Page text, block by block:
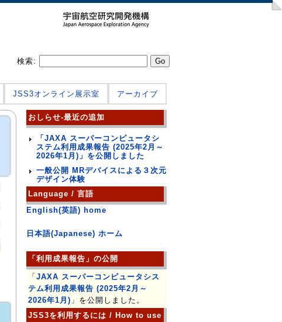
検索:
JSS3オンライン展示室 アーカイブ
おしらせ-最近の追加
「JAXA スーパーコンピュータシ
ステム利用成果報告 (2025年2月～
2026年1月)」を公開しました
一般公開 MRデバイスによる３次元
デザイン体験
Language / 言語
English(英語) home
日本語(Japanese) ホーム
「利用成果報告」の公開
「 JAXA スーパーコンピュータシス
テム利用成果報告 (2025年2月～
2026年1月) 」を公開しました。
JSS3を利用するには / How to use